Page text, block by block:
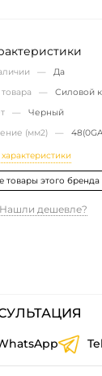
—Да
товара —Силовой
—Черный
(мм2) —
товары этого бренда
Нашли дешевле?